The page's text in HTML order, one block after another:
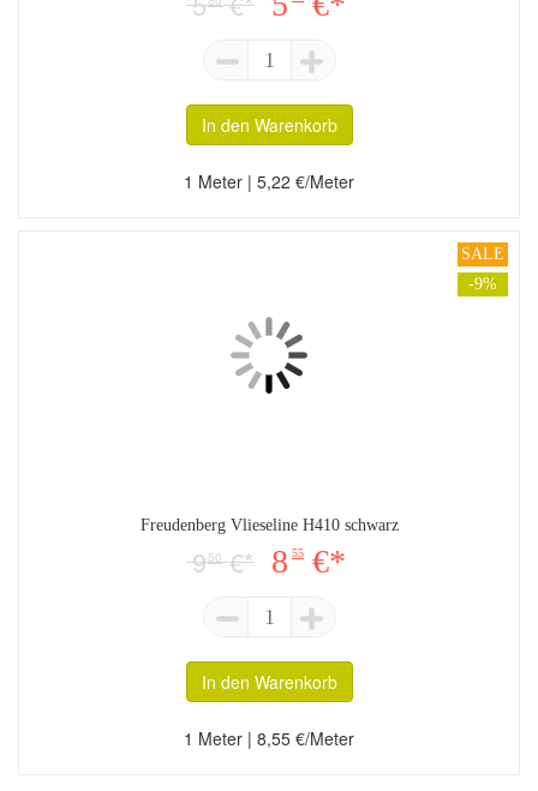
1
In den Warenkorb
1 Meter | 5,22 €/Meter
SALE
-9%
Freudenberg Vlieseline H410 schwarz
950€* 8 55 €*
1
In den Warenkorb
1 Meter | 8,55 €/Meter